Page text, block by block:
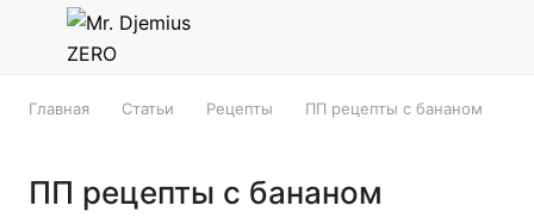
Главная Статьи Рецепты ПП рецепты с бананом
ПП рецепты с бананом